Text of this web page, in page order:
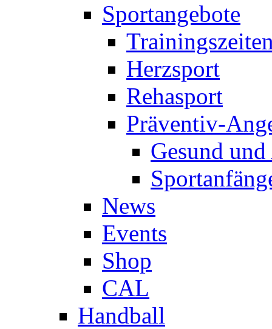
Sportangebote
Herzsport
Rehasport
Präventiv-
Gesund
News
Events
Shop
CAL
Handball